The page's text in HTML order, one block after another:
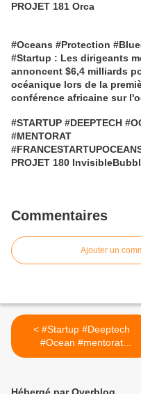
PROJET 181 Orca
#Oceans #Protection
#Startup : Les dirigeants
annoncent $6,4 milliards
océanique lors de la
conférence africaine sur
#STARTUP #DEEPTECH
#MENTORAT
PROJET 180
Commentaires
Ajouter un
< #Startup #Deeptech
#Ocean #mentorat
#Francestartupoceans le